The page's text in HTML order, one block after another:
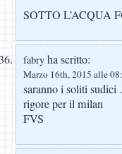
SOTTO L’ACQUA
fabry ha scritto:
Marzo 16th, 2015 alle
saranno i soliti
rigore per il milan
FVS